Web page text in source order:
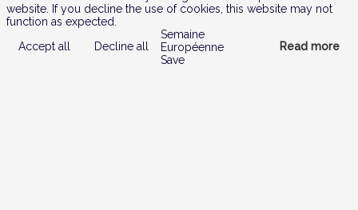
website. If you decline the use of cookies, this website may not
function as expected.
Accept all
Decline all Read more
Semaine
Européenne
Save